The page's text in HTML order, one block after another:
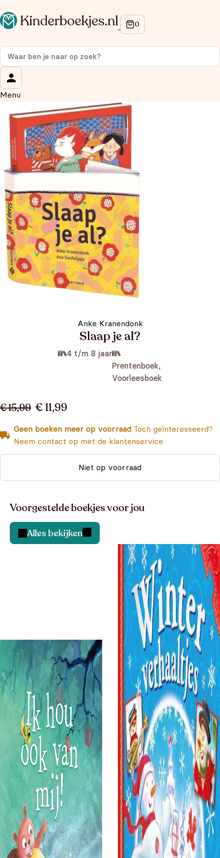
Menu
Anke Kranendonk
Slaap je al?
4 t/m 8 jaar
Prentenboek,
Voorleesboek
€ 15,99 € 11,99
Geen boeken meer op voorraad Toch geïnteresseerd?
Neem contact op met de klantenservice
Niet op voorraad
Voorgestelde boekjes voor jou
Alles bekijken
Op de hoogte blijven van onze acties?
Meld je aan voor onze nieuwsbrief en ontvang
korting
Wat is je voornaam?
Wat is je e-mailadres?*
Aanmelden
We gebruiken je gegevens om contact op te nemen, in